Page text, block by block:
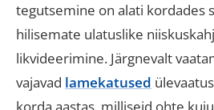
tegutsemine on alati kordades
hilisemate ulatuslike
likvideerimine. Järgnevalt
vajavad lamekatused